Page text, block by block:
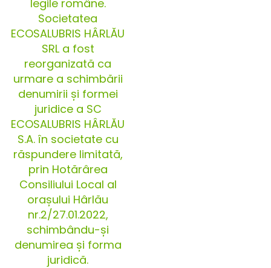
legile române.
Societatea
ECOSALUBRIS HÂRLĂU
SRL a fost
reorganizată ca
urmare a schimbării
denumirii și formei
juridice a SC
ECOSALUBRIS HÂRLĂU
S.A. în societate cu
răspundere limitată,
prin Hotărârea
Consiliului Local al
orașului Hârlău
nr.2/27.01.2022,
schimbându-și
denumirea și forma
juridică.